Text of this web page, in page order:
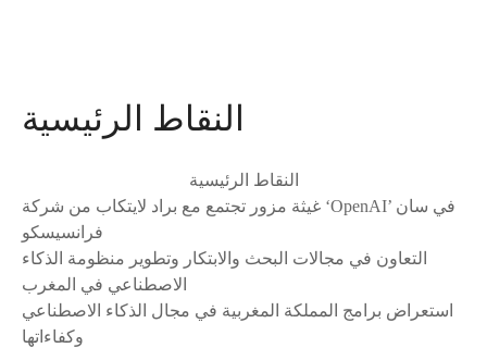
النقاط الرئيسية
النقاط الرئيسية
غيثة مزور تجتمع مع براد لايتكاب من شركة ‘OpenAI’ في سان
فرانسيسكو
التعاون في مجالات البحث والابتكار وتطوير منظومة الذكاء
الاصطناعي في المغرب
استعراض برامج المملكة المغربية في مجال الذكاء الاصطناعي
وكفاءاتها